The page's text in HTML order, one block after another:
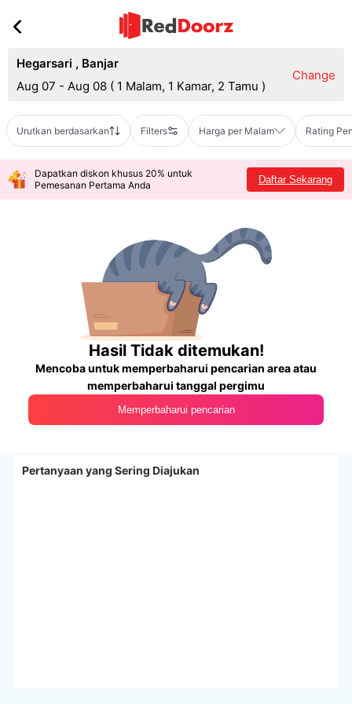
Hegarsari , Banjar
Aug 07 - Aug 08 ( 1 Malam, 1 Kamar, 2 Tamu )
Change
Urutkan berdasarkan Filters Harga per Malam Rating
Dapatkan diskon khusus 20% untuk
Pemesanan Pertama Anda
Daftar Sekarang
Hasil Tidak ditemukan!
Mencoba untuk memperbaharui pencarian area atau
memperbaharui tanggal pergimu
Memperbaharui pencarian
Pertanyaan yang Sering Diajukan